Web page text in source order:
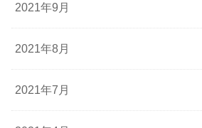
2021年9月
2021年8月
2021年7月